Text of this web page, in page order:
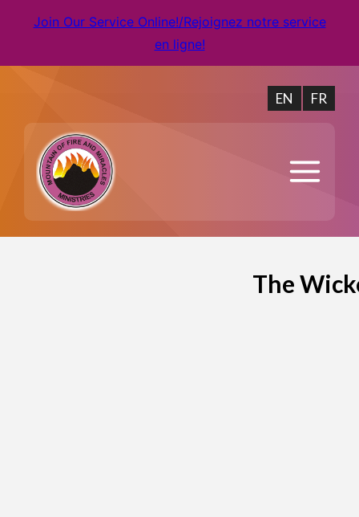
Join Our Service Online!/Rejoignez notre service
en ligne!
EN FR
The